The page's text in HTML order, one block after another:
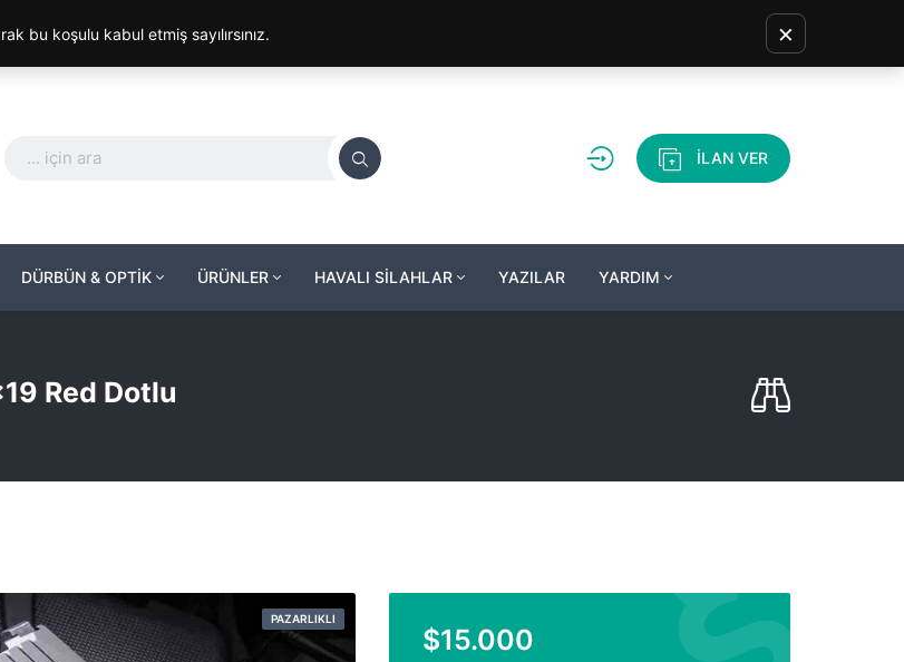
İLAN VER
DÜRBÜN & OPTİK ÜRÜNLER HAVALI SİLAHLAR YAZILAR YARDIM
Red Dotlu
PAZARLIKLI
$15.000
bu koşulu kabul etmiş sayılırsınız. ×